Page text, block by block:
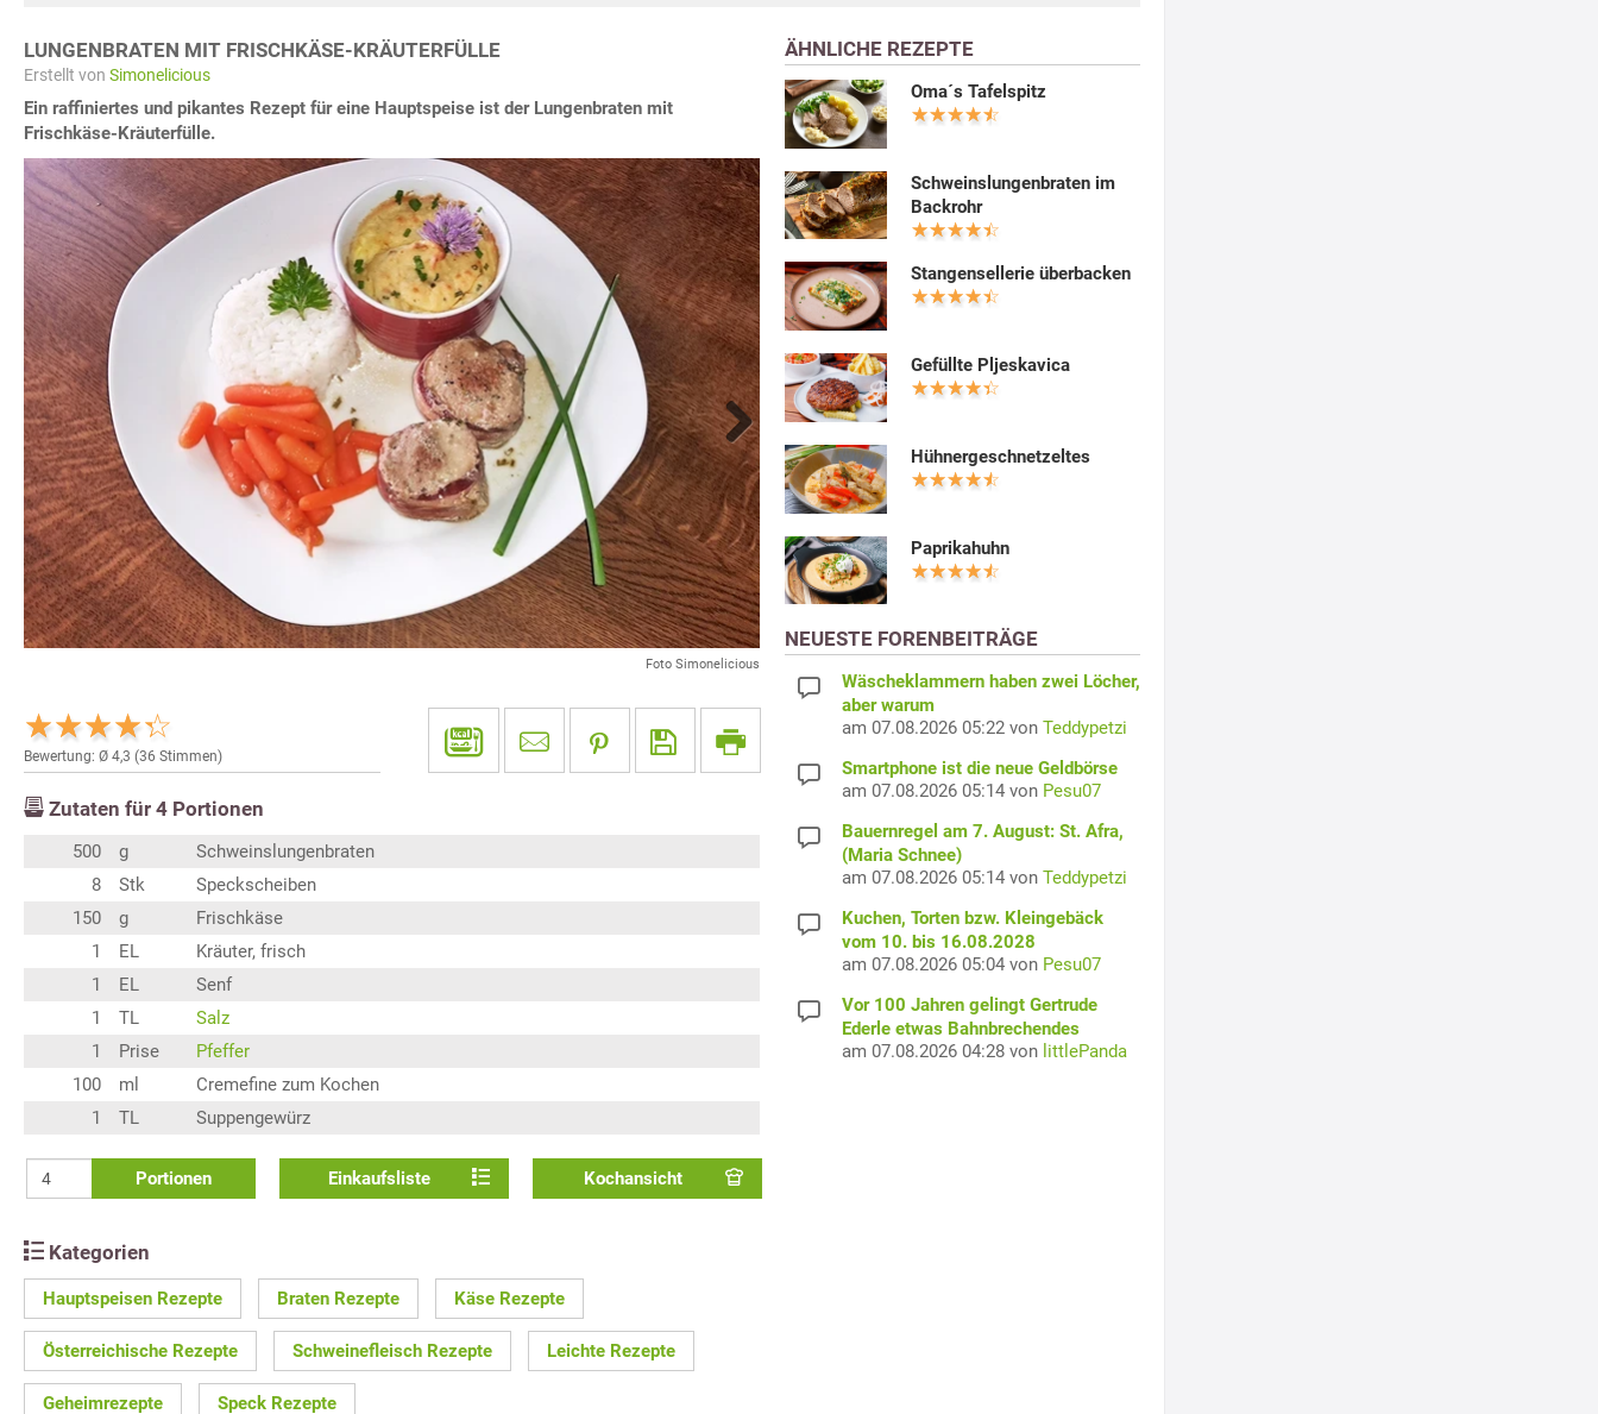
LUNGENBRATEN MIT FRISCHKÄSE-KRÄUTERFÜLLE
Erstellt von Simonelicious
Ein raffiniertes und pikantes Rezept für eine Hauptspeise ist der Lungenbraten mit
Frischkäse-Kräuterfülle.
Foto Simonelicious
Next
Bewertung: Ø 4,3 (36 Stimmen)
Zutaten für 4 Portionen
500 g
Schweinslungenbraten
8
Stk
Speckscheiben
150
g
Frischkäse
1
EL
Kräuter, frisch
1
EL
Senf
1
TL
Salz
1
Prise
Pfeffer
100
ml
Cremefine zum Kochen
1
TL Suppengewürz
Portionen Einkaufsliste Kochansicht
Kategorien
Hauptspeisen Rezepte Braten Rezepte Käse Rezepte
Österreichische Rezepte Schweinefleisch Rezepte Leichte Rezepte
Geheimrezepte Speck Rezepte
ÄHNLICHE REZEPTE
Oma´s Tafelspitz
Schweinslungenbraten im
Backrohr
Stangensellerie überbacken
Gefüllte Pljeskavica
Hühnergeschnetzeltes
Paprikahuhn
NEUESTE FORENBEITRÄGE
Wäscheklammern haben zwei Löcher,
aber warum
am 07.08.2026 05:22 von Teddypetzi
Smartphone ist die neue Geldbörse
am 07.08.2026 05:14 von Pesu07
Bauernregel am 7. August: St. Afra,
(Maria Schnee)
am 07.08.2026 05:14 von Teddypetzi
Kuchen, Torten bzw. Kleingebäck
vom 10. bis 16.08.2028
am 07.08.2026 05:04 von Pesu07
Vor 100 Jahren gelingt Gertrude
Ederle etwas Bahnbrechendes
am 07.08.2026 04:28 von littlePanda